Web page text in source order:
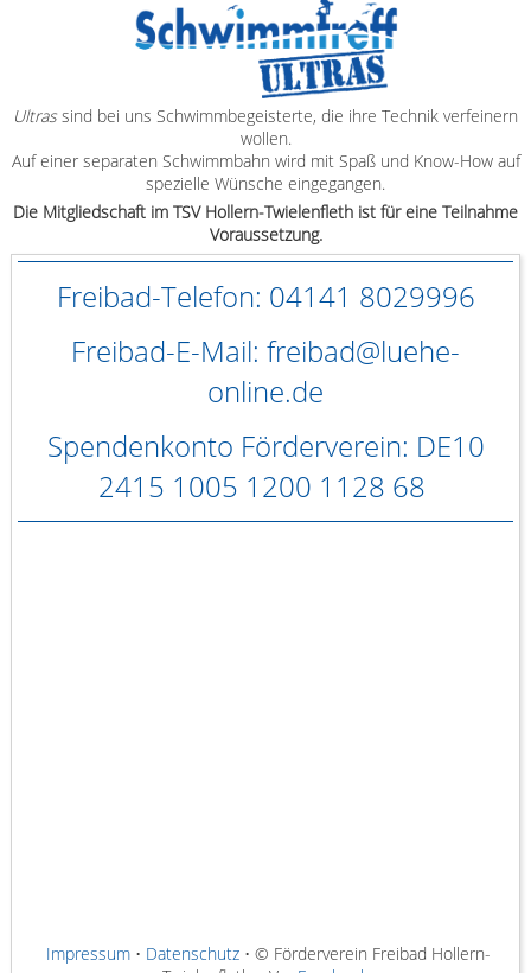
Ultrassind bei uns Schwimmbegeisterte, die ihre Technik verfeinern
wollen.
Auf einer separaten Schwimmbahn wird mit Spaß und Know-How auf
spezielle Wünsche eingegangen.
Die Mitgliedschaft im TSV Hollern-Twielenfleth ist für eine Teilnahme
Voraussetzung.
Freibad-Telefon: 04141 8029996
Freibad-E-Mail: freibad@luehe-
online.de
Spendenkonto Förderverein: DE10
2415 1005 1200 1128 68
Impressum• Datenschutz• © Förderverein Freibad Hollern-